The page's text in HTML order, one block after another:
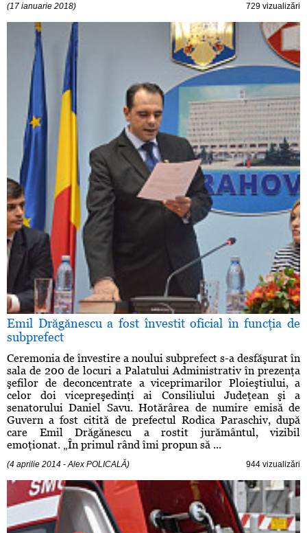
(17 ianuarie 2018) 729 vizualizări
Emil Drăgănescu a fost învestit oficial în funcţia de
subprefect
Ceremonia de învestire a noului subprefect s-a desfăşurat în
sala de 200 de locuri a Palatului Administrativ în prezenţa
şefilor de deconcentrate a viceprimarilor Ploieştiului, a
celor doi vicepreşedinţi ai Consiliului Judeţean şi a
senatorului Daniel Savu. Hotărârea de numire emisă de
Guvern a fost citită de prefectul Rodica Paraschiv, după
care Emil Drăgănescu a rostit jurământul, vizibil
emoţionat. „În primul rând îmi propun să ...
(4 aprilie 2014 - Alex POLICALĂ) 944 vizualizări